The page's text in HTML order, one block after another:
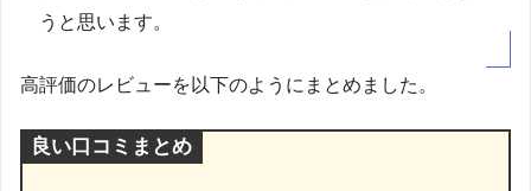
うと思います。
高評価のレビューを以下のようにまとめました。
良い口コミまとめ